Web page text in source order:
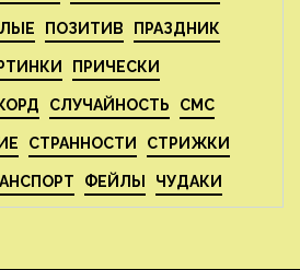
ПОЗИТИВ ПРАЗДНИК
ПРИЧЕСКИ
СЛУЧАЙНОСТЬ СМС
СТРАННОСТИ СТРИЖКИ
ФЕЙЛЫ ЧУДАКИ